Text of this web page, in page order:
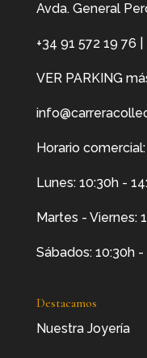
Avda. General
+34 91 572 19 76
VER PARKING
Horario comercial:
Lunes: 10:30h -
Martes - Viernes:
Sábados: 10:30h -
Destacamos
Nuestra Joyería